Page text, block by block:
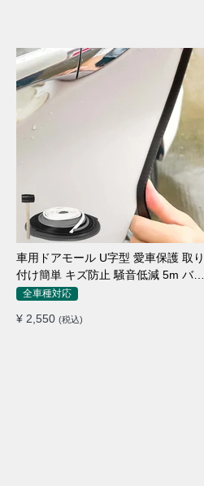
車用ドアモール U字型 愛車保護 取り
付け簡単 キズ防止 騒音低減 5m バン
パーストリップ
全車種対応
¥ 2,550 (税込)